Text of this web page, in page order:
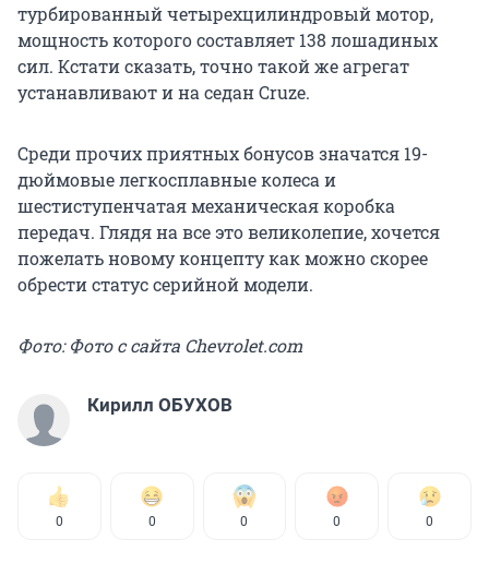
турбированный четырехцилиндровый мотор,
мощность которого составляет 138 лошадиных
сил. Кстати сказать, точно такой же агрегат
устанавливают и на седан Cruze.
Среди прочих приятных бонусов значатся 19-
дюймовые легкосплавные колеса и
шестиступенчатая механическая коробка
передач. Глядя на все это великолепие, хочется
пожелать новому концепту как можно скорее
обрести статус серийной модели.
Фото: Фото с сайта Сhevrolet.com
Кирилл ОБУХОВ
0 0 0 0 0